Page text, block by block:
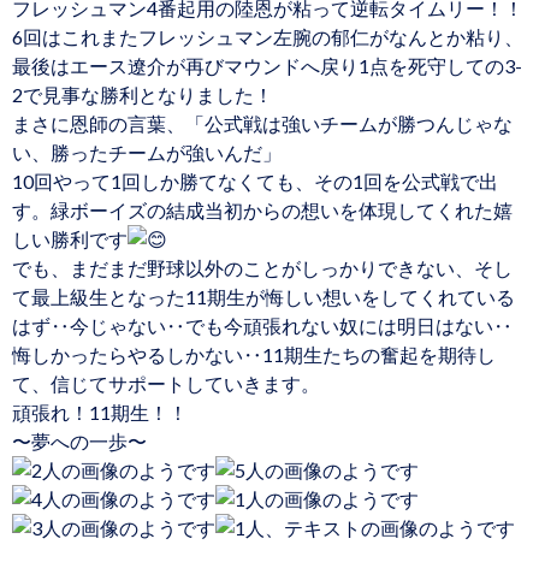
フレッシュマン4番起用の陸恩が粘って逆転タイムリー！！
6回はこれまたフレッシュマン左腕の郁仁がなんとか粘り、
最後はエース遼介が再びマウンドへ戻り1点を死守しての3-
2で見事な勝利となりました！
まさに恩師の言葉、「公式戦は強いチームが勝つんじゃな
い、勝ったチームが強いんだ」
10回やって1回しか勝てなくても、その1回を公式戦で出
す。緑ボーイズの結成当初からの想いを体現してくれた嬉
しい勝利です
でも、まだまだ野球以外のことがしっかりできない、そし
て最上級生となった11期生が悔しい想いをしてくれている
はず‥今じゃない‥でも今頑張れない奴には明日はない‥
悔しかったらやるしかない‥11期生たちの奮起を期待し
て、信じてサポートしていきます。
頑張れ！11期生！！
〜夢への一歩〜